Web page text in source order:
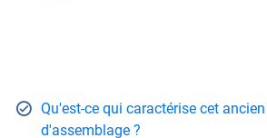
Qu'est-ce qui caractérise cet
d'assemblage ?